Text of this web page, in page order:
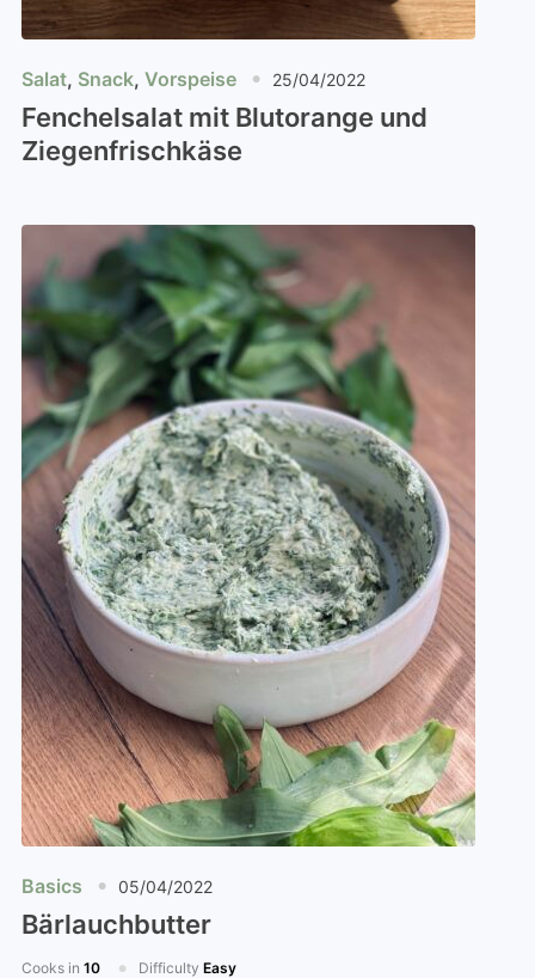
Salat, Snack, Vorspeise 25/04/2022
Fenchelsalat mit Blutorange und
Ziegenfrischkäse
Basics 05/04/2022
Bärlauchbutter
Cooks in 10 Difficulty Easy